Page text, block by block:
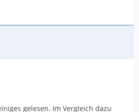
gelesen. Im Vergleich dazu